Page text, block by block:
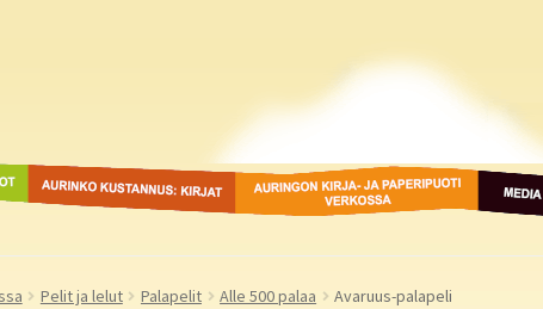
Aurinko Kustannus: kirjat Auringon kirja- ja
paperipuodit verkossa
Media
Pelit ja lelut Palapelit Alle 500 palaa Avaruus-palapeli